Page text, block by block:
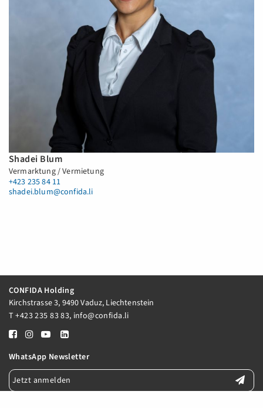
Shadei Blum
Vermarktung / Vermietung
+423 235 84 11
shadei.blum@confida.li
CONFIDA Holding
Kirchstrasse 3, 9490 Vaduz, Liechtenstein
T+423 235 83 83, info@confida.li
WhatsApp Newsletter
Jetzt anmelden